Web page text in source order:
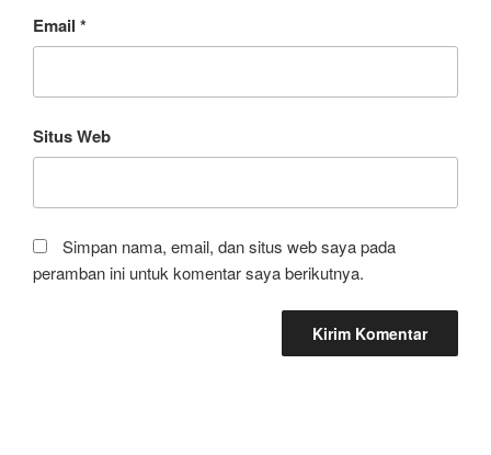
Email *
Situs Web
Simpan nama, email, dan situs web saya pada
peramban ini untuk komentar saya berikutnya.